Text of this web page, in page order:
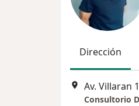
Dirección
Av. Villaran
Consultorio